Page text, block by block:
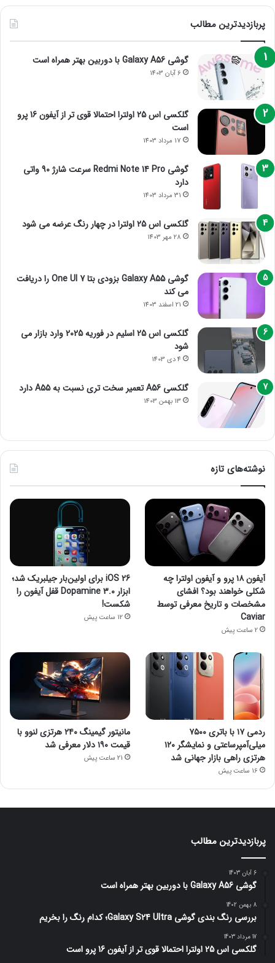
پربازدیدترین مطالب
گوشی Galaxy A56 با دوربین بهتر همراه است
6 آبان 1403
گلکسی اس 25 اولترا احتمالا قوی تر از آیفون 16 پرو
است
17 مرداد 1403
گوشی Redmi Note 14 Pro سرعت شارژ 90 واتی
دارد
31 مرداد 1403
گلکسی اس 25 اولترا در چهار رنگ عرضه می شود
28 مهر 1403
گوشی Galaxy A55 بزودی بتا One UI 7 را دریافت
می کند
21 اسفند 1403
گلکسی اس 25 اسلیم در فوریه 2025 وارد بازار می
شود
4 دی 1403
گلکسی A56 تعمیر سخت تری نسبت به A55 دارد
13 بهمن 1403
نوشته‌های تازه
آیفون ۱۸ پرو و آیفون اولترا چه
شکلی خواهند بود؟ افشای
مشخصات و تاریخ معرفی توسط
Caviar
2 ساعت پیش
iOS 26 برای اولین‌بار جیلبریک شد؛
ابزار Dopamine 3.0 قفل آیفون را
شکست!
12 ساعت پیش
ردمی ۱۷ با باتری ۷۵۰۰
میلی‌آمپرساعتی و نمایشگر ۱۲۰
هرتزی راهی بازار جهانی شد
16 ساعت پیش
مانیتور گیمینگ ۲۴۰ هرتزی لنوو با
قیمت ۱۹۰ دلار معرفی شد
21 ساعت پیش
پربازدیدترین مطالب
6 آبان 1403
گوشی Galaxy A56 با دوربین بهتر همراه است
8 بهمن 1402
بررسی رنگ بندی گوشی Galaxy S24 Ultra؛ کدام رنگ را بخریم
17 مرداد 1403
گلکسی اس 25 اولترا احتمالا قوی تر از آیفون 16 پرو است